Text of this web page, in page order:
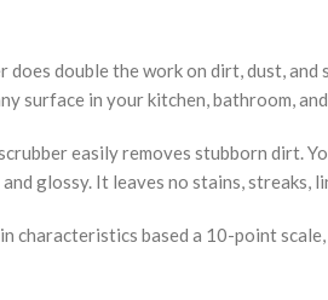
does double the work on dirt, dust,
surface in your kitchen, bathroom,
easily removes stubborn dirt.
glossy. It leaves no stains,
characteristics based a 10-point